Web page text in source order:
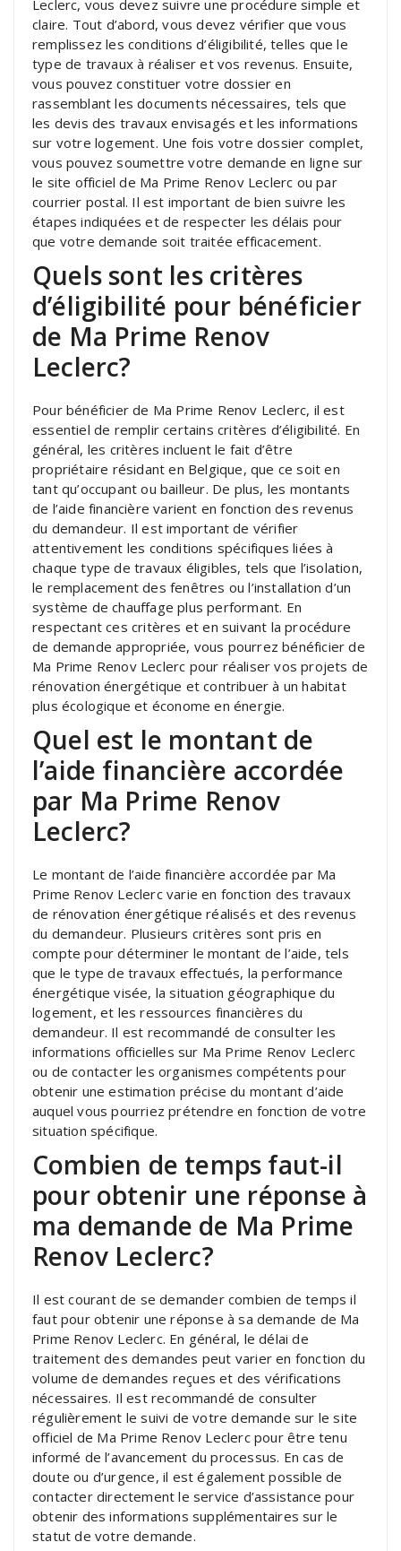
Leclerc, vous devez suivre une procédure simple et
claire. Tout d’abord, vous devez vérifier que vous
remplissez les conditions d’éligibilité, telles que le
type de travaux à réaliser et vos revenus. Ensuite,
vous pouvez constituer votre dossier en
rassemblant les documents nécessaires, tels que
les devis des travaux envisagés et les informations
sur votre logement. Une fois votre dossier complet,
vous pouvez soumettre votre demande en ligne sur
le site officiel de Ma Prime Renov Leclerc ou par
courrier postal. Il est important de bien suivre les
étapes indiquées et de respecter les délais pour
que votre demande soit traitée efficacement.
Quels sont les critères
d’éligibilité pour bénéficier
de Ma Prime Renov
Leclerc?
Pour bénéficier de Ma Prime Renov Leclerc, il est
essentiel de remplir certains critères d’éligibilité. En
général, les critères incluent le fait d’être
propriétaire résidant en Belgique, que ce soit en
tant qu’occupant ou bailleur. De plus, les montants
de l’aide financière varient en fonction des revenus
du demandeur. Il est important de vérifier
attentivement les conditions spécifiques liées à
chaque type de travaux éligibles, tels que l’isolation,
le remplacement des fenêtres ou l’installation d’un
système de chauffage plus performant. En
respectant ces critères et en suivant la procédure
de demande appropriée, vous pourrez bénéficier de
Ma Prime Renov Leclerc pour réaliser vos projets de
rénovation énergétique et contribuer à un habitat
plus écologique et économe en énergie.
Quel est le montant de
l’aide financière accordée
par Ma Prime Renov
Leclerc?
Le montant de l’aide financière accordée par Ma
Prime Renov Leclerc varie en fonction des travaux
de rénovation énergétique réalisés et des revenus
du demandeur. Plusieurs critères sont pris en
compte pour déterminer le montant de l’aide, tels
que le type de travaux effectués, la performance
énergétique visée, la situation géographique du
logement, et les ressources financières du
demandeur. Il est recommandé de consulter les
informations officielles sur Ma Prime Renov Leclerc
ou de contacter les organismes compétents pour
obtenir une estimation précise du montant d’aide
auquel vous pourriez prétendre en fonction de votre
situation spécifique.
Combien de temps faut-il
pour obtenir une réponse à
ma demande de Ma Prime
Renov Leclerc?
Il est courant de se demander combien de temps il
faut pour obtenir une réponse à sa demande de Ma
Prime Renov Leclerc. En général, le délai de
traitement des demandes peut varier en fonction du
volume de demandes reçues et des vérifications
nécessaires. Il est recommandé de consulter
régulièrement le suivi de votre demande sur le site
officiel de Ma Prime Renov Leclerc pour être tenu
informé de l’avancement du processus. En cas de
doute ou d’urgence, il est également possible de
contacter directement le service d’assistance pour
obtenir des informations supplémentaires sur le
statut de votre demande.